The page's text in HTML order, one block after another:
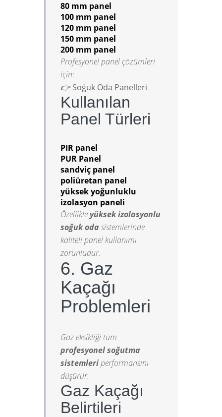
80 mm panel
100 mm panel
120 mm panel
150 mm panel
200 mm panel
Profesyonel panel çözümleri
için:
👉Soğuk Oda Panelleri
Kullanılan
Panel Türleri
PIR panel
PUR Panel
sandviç panel
poliüretan panel
yüksek yoğunluklu
izolasyon paneli
Özellikle yüksek izolasyonlu
soğuk oda sistemlerinde
kaliteli panel kullanımı
zorunludur.
6. Gaz
Kaçağı
Problemleri
Gaz eksikliği tüm
profesyonel soğutma
sistemleriperformansını
düşürür.
Gaz Kaçağı
Belirtileri